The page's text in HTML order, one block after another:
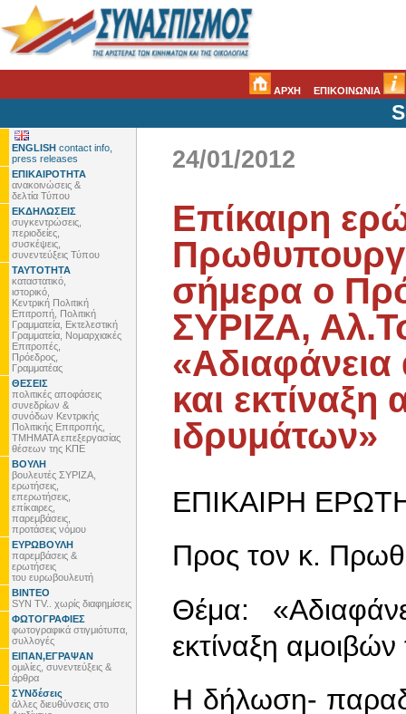
ΑΡΧΗ ΕΠΙΚΟΙΝΩΝΙΑ
ENGLISH contact info,
press releases
ΕΠΙΚΑΙΡΟΤΗΤΑ
ανακοινώσεις &
δελτία Τύπου
ΕΚΔΗΛΩΣΕΙΣ
συγκεντρώσεις,
περιοδείες,
συσκέψεις,
συνεντεύξεις Τύπου
ΤΑΥΤΟΤΗΤΑ
καταστατικό,
ιστορικό,
Κεντρική Πολιτική
Επιτροπή, Πολιτική
Γραμματεία, Εκτελεστική
Γραμματεία, Νομαρχιακές
Επιτροπές,
Πρόεδρος,
Γραμματέας
ΘΕΣΕΙΣ
πολιτικές αποφάσεις
συνεδρίων &
συνόδων Κεντρικής
Πολιτικής Επιτροπής,
ΤΜΗΜΑΤΑ επεξεργασίας
θέσεων της ΚΠΕ
ΒΟΥΛΗ
βουλευτές ΣΥΡΙΖΑ,
ερωτήσεις,
επερωτήσεις,
επίκαιρες,
παρεμβάσεις,
προτάσεις νόμου
ΕΥΡΩΒΟΥΛΗ
παρεμβάσεις &
ερωτήσεις
του ευρωβουλευτή
ΒΙΝΤΕΟ
SYN TV.. χωρίς διαφημίσεις
ΦΩΤΟΓΡΑΦΙΕΣ
φωτογραφικά στιγμιότυπα,
συλλογές
ΕΙΠΑΝ,ΕΓΡΑΨΑΝ
ομιλίες, συνεντεύξεις &
άρθρα
ΣΥΝδέσεις
άλλες διευθύνσεις στο
24/01/2012
Επίκαιρη
σήμερα ο
ΣΥΡΙΖΑ,
και
ιδρυμάτων»
ΕΠΙΚΑΙΡΗ
Προς τον κ.
Θέμα:
εκτίναξη
Η δήλωση-